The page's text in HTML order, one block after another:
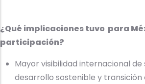
¿Qué implicaciones tuvo para
participación?
Mayor visibilidad internacional
desarrollo sostenible y transición